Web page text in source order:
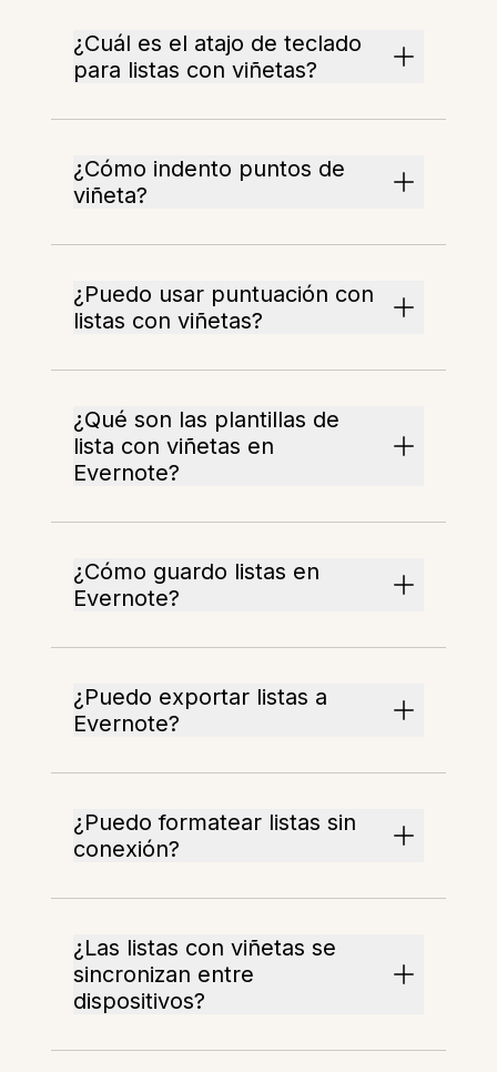
¿Cuál es el atajo de teclado
para listas con viñetas?
¿Cómo indento puntos de
viñeta?
¿Puedo usar puntuación con
listas con viñetas?
¿Qué son las plantillas de
lista con viñetas en
Evernote?
¿Cómo guardo listas en
Evernote?
¿Puedo exportar listas a
Evernote?
¿Puedo formatear listas sin
conexión?
¿Las listas con viñetas se
sincronizan entre
dispositivos?